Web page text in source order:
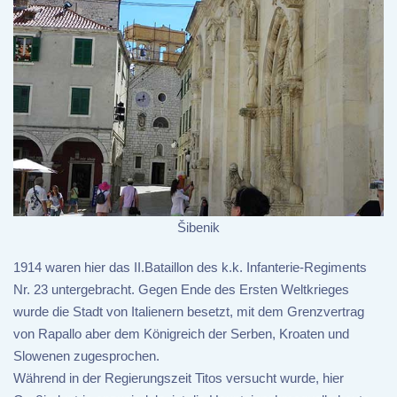
Šibenik
1914 waren hier das II.Bataillon des k.k. Infanterie-Regiments
Nr. 23 untergebracht. Gegen Ende des Ersten Weltkrieges
wurde die Stadt von Italienern besetzt, mit dem Grenzvertrag
von Rapallo aber dem Königreich der Serben, Kroaten und
Slowenen zugesprochen.
Während in der Regierungszeit Titos versucht wurde, hier